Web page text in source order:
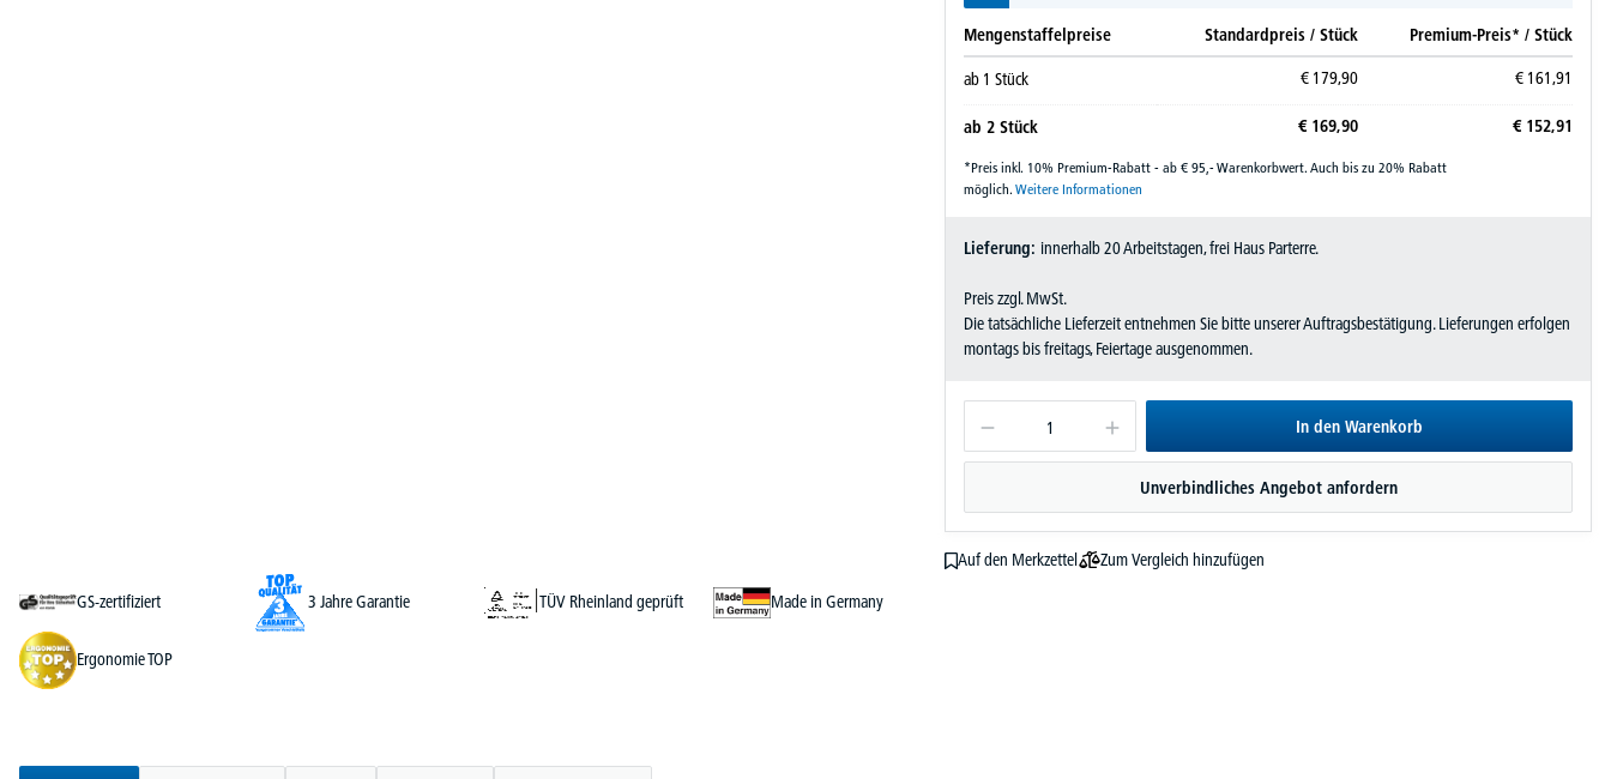
Mengenstaffelpreise Standardpreis / Stück Premium-Preis* / Stück
ab 1 Stück € 179,90 € 161,91
ab 2 Stück € 169,90 € 152,91
*Preis inkl. 10% Premium-Rabatt - ab € 95,- Warenkorbwert. Auch bis zu 20% Rabatt
möglich. Weitere Informationen
Lieferung: innerhalb 20 Arbeitstagen, frei Haus Parterre.
Preis zzgl. MwSt.
Die tatsächliche Lieferzeit entnehmen Sie bitte unserer Auftragsbestätigung. Lieferungen erfolgen
montags bis freitags, Feiertage ausgenommen.
In den Warenkorb
Unverbindliches Angebot anfordern
Auf den Merkzettel
Zum Vergleich hinzufügen
GS-zertifiziert
3 Jahre Garantie TÜV Rheinland geprüft Made in Germany
Ergonomie TOP